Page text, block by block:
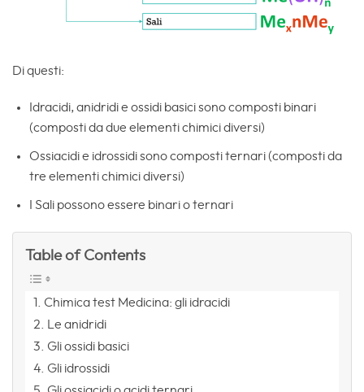
Di questi:
Idracidi, anidridi e ossidi basici sono composti binari
(composti da due elementi chimici diversi)
Ossiacidi e idrossidi sono composti ternari (composti da
tre elementi chimici diversi)
I Sali possono essere binari o ternari
Table of Contents
Chimica test Medicina: gli idracidi
Le anidridi
Gli ossidi basici
Gli idrossidi